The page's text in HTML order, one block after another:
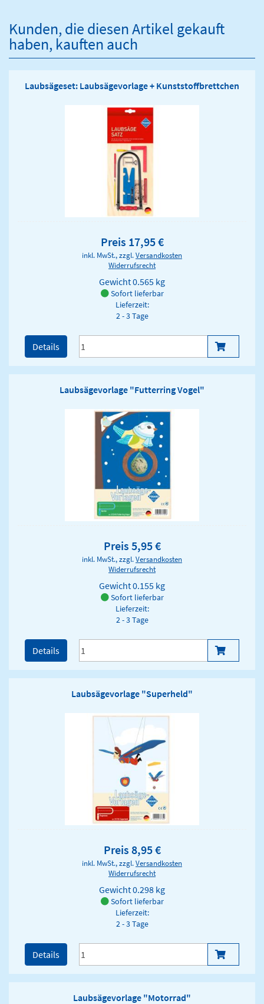
Kunden, die diesen Artikel gekauft
haben, kauften auch
Laubsägeset: Laubsägevorlage + Kunststoffbrettchen
Preis 17,95 €
inkl. MwSt., zzgl.Versandkosten
Widerrufsrecht
Gewicht0.565 kg
Sofort lieferbar
Lieferzeit:
2 - 3 Tage
Details
Laubsägevorlage "Futterring Vogel"
Preis 5,95 €
inkl. MwSt., zzgl.Versandkosten
Widerrufsrecht
Gewicht0.155 kg
Sofort lieferbar
Lieferzeit:
2 - 3 Tage
Details
Laubsägevorlage "Superheld"
Preis 8,95 €
inkl. MwSt., zzgl.Versandkosten
Widerrufsrecht
Gewicht0.298 kg
Sofort lieferbar
Lieferzeit:
2 - 3 Tage
Details
Laubsägevorlage "Motorrad"